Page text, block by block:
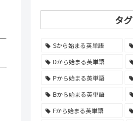
タグ
Sから始まる英単語
Dから始まる英単語
Pから始まる英単語
Bから始まる英単語
Fから始まる英単語